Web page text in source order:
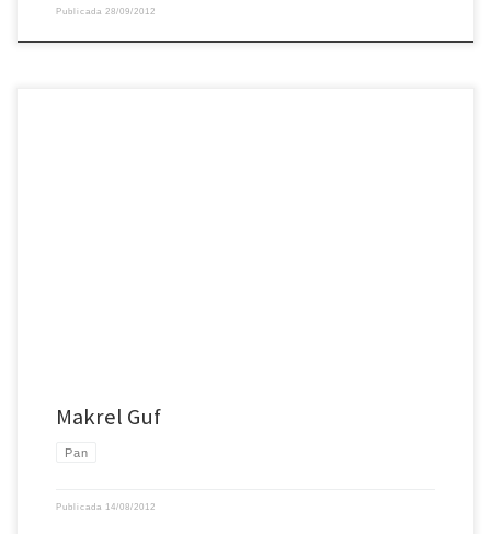
Publicada 28/09/2012
Makrel Guf
Pan
Publicada 14/08/2012